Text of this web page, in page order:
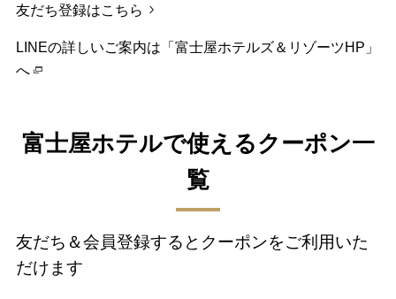
友だち登録はこちら
LINEの詳しいご案内は「富士屋ホテルズ＆リゾーツHP」
へ
富士屋ホテルで使えるクーポン一
覧
友だち＆会員登録するとクーポンをご利用いた
だけます